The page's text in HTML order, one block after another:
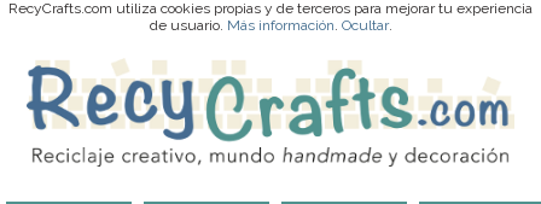
RecyCrafts.com utiliza cookies propias y de terceros para mejorar tu experiencia
de usuario. Más información. Ocultar.